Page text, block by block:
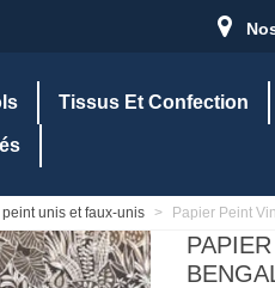
Tissus Et Confection
peint unis et faux-unis > Papier Peint